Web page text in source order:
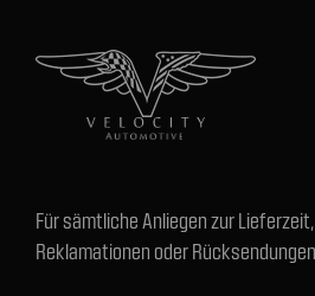
Für sämtliche Anliegen zur
Reklamationen oder